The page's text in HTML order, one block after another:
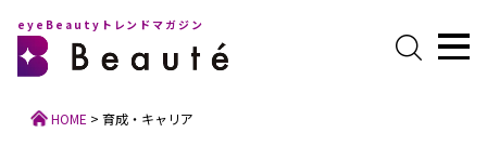
eyeBeautyトレンドマガジン
HOME >育成・キャリア